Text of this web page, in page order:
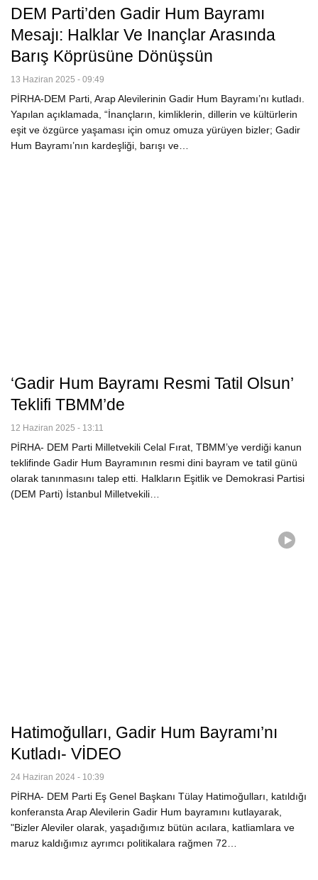
DEM Parti’den Gadir Hum Bayramı
Mesajı: Halklar Ve Inançlar Arasında
Barış Köprüsüne Dönüşsün
13 Haziran 2025 - 09:49
PİRHA-DEM Parti, Arap Alevilerinin Gadir Hum Bayramı’nı kutladı.
Yapılan açıklamada, “İnançların, kimliklerin, dillerin ve kültürlerin
eşit ve özgürce yaşaması için omuz omuza yürüyen bizler; Gadir
Hum Bayramı’nın kardeşliği, barışı ve…
‘Gadir Hum Bayramı Resmi Tatil Olsun’
Teklifi TBMM’de
12 Haziran 2025 - 13:11
PİRHA- DEM Parti Milletvekili Celal Fırat, TBMM’ye verdiği kanun
teklifinde Gadir Hum Bayramının resmi dini bayram ve tatil günü
olarak tanınmasını talep etti. Halkların Eşitlik ve Demokrasi Partisi
(DEM Parti) İstanbul Milletvekili…
Hatimoğulları, Gadir Hum Bayramı’nı
Kutladı- VİDEO
24 Haziran 2024 - 10:39
PİRHA- DEM Parti Eş Genel Başkanı Tülay Hatimoğulları, katıldığı
konferansta Arap Alevilerin Gadir Hum bayramını kutlayarak,
"Bizler Aleviler olarak, yaşadığımız bütün acılara, katliamlara ve
maruz kaldığımız ayrımcı politikalara rağmen 72…